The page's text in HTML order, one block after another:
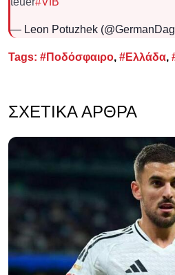
— Leon Potuzhek
Tags: #Ποδόσφαιρο, #Ελλάδα,
ΣΧΕΤΙΚΆ ΆΡΘΡΑ